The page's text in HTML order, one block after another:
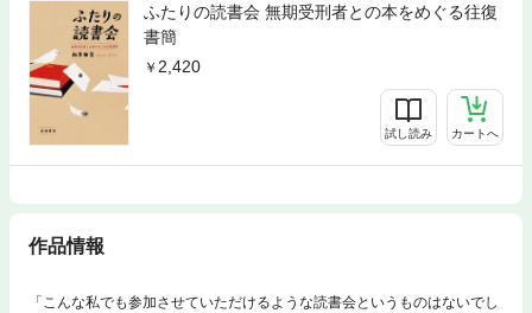
ふたりの読書会 無期受刑者との本をめぐる往復
書簡
2,420
試し読み カートへ
作品情報
「こんな私でも参加させていただけるような読書会というものはないでし